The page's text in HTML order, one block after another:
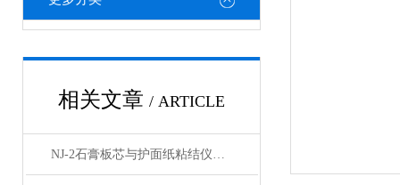
相关文章 / ARTICLE
NJ-2石膏板芯与护面纸粘结仪产品展示